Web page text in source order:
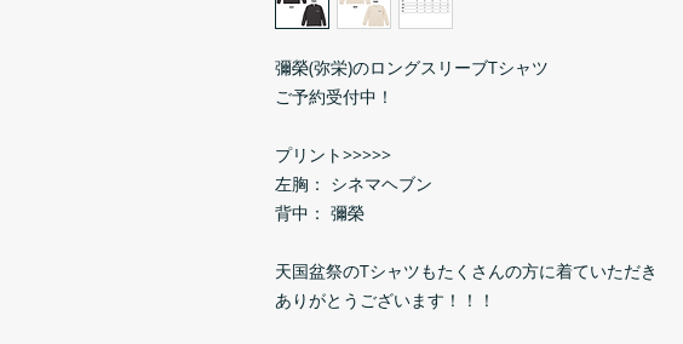
彌榮(弥栄)のロングスリーブTシャツ
ご予約受付中！
プリント>>>>>
左胸： シネマヘブン
背中： 彌榮
天国盆祭のTシャツもたくさんの方に着ていただき
ありがとうございます！！！